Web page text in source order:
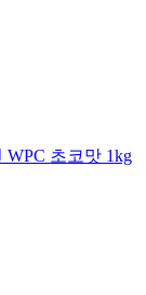
초코맛 1kg